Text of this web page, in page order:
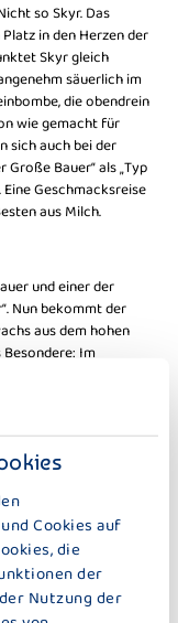
Cookies auf
die
der
Nutzung der
so Skyr. Das
in den Herzen der
Skyr gleich
säuerlich im
die obendrein
wie gemacht für
sich auch bei der
Bauer“ als „Typ
Geschmacksreise
aus Milch.
und einer der
Nun bekommt der
aus dem hohen
Besondere: Im
auf Joghurt.
positiv ist es um die
von 15,4 Gramm je
„Der Große Bauer
verfeinerte Joghurt
10 Gramm Zucker